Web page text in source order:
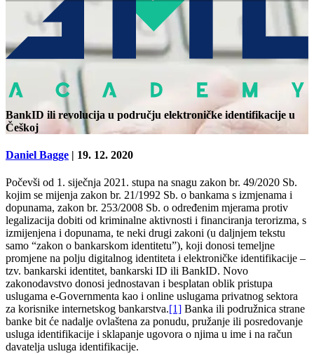
BankID ili revolucija u području elektroničke identifikacije u
Češkoj
Daniel Bagge | 19. 12. 2020
Počevši od 1. siječnja 2021. stupa na snagu zakon br. 49/2020 Sb.
kojim se mijenja zakon br. 21/1992 Sb. o bankama s izmjenama i
dopunama, zakon br. 253/2008 Sb. o određenim mjerama protiv
legalizacija dobiti od kriminalne aktivnosti i financiranja terorizma, s
izmijenjena i dopunama, te neki drugi zakoni (u daljnjem tekstu
samo “zakon o bankarskom identitetu”), koji donosi temeljne
promjene na polju digitalnog identiteta i elektroničke identifikacije –
tzv. bankarski identitet, bankarski ID ili BankID. Novo
zakonodavstvo donosi jednostavan i besplatan oblik pristupa
uslugama e-Governmenta kao i online uslugama privatnog sektora
za korisnike internetskog bankarstva.[1] Banka ili podružnica strane
banke bit će nadalje ovlaštena za ponudu, pružanje ili posredovanje
usluga identifikacije i sklapanje ugovora o njima u ime i na račun
davatelja usluga identifikacije.